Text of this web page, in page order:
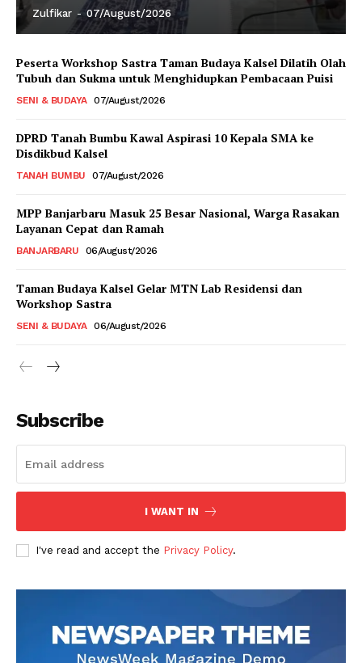
Zulfikar - 07/August/2026
Peserta Workshop Sastra Taman Budaya Kalsel Dilatih Olah
Tubuh dan Sukma untuk Menghidupkan Pembacaan Puisi
SENI & BUDAYA 07/August/2026
DPRD Tanah Bumbu Kawal Aspirasi 10 Kepala SMA ke
Disdikbud Kalsel
TANAH BUMBU 07/August/2026
MPP Banjarbaru Masuk 25 Besar Nasional, Warga Rasakan
Layanan Cepat dan Ramah
BANJARBARU 06/August/2026
Taman Budaya Kalsel Gelar MTN Lab Residensi dan
Workshop Sastra
SENI & BUDAYA 06/August/2026
Subscribe
I WANT IN
I've read and accept the Privacy Policy.